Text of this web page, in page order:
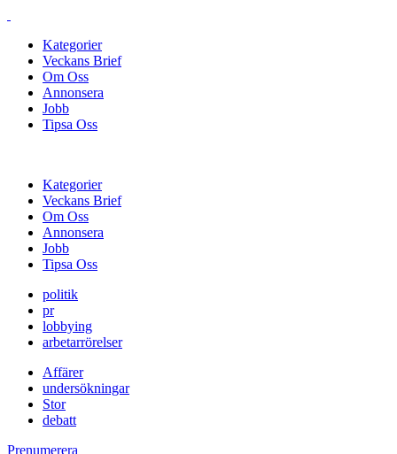
Kategorier
Veckans Brief
Om Oss
Annonsera
Jobb
Tipsa Oss
Kategorier
Veckans Brief
Om Oss
Annonsera
Jobb
Tipsa Oss
politik
pr
lobbying
arbetarrörelser
Affärer
undersökningar
Stor
debatt
Prenumerera